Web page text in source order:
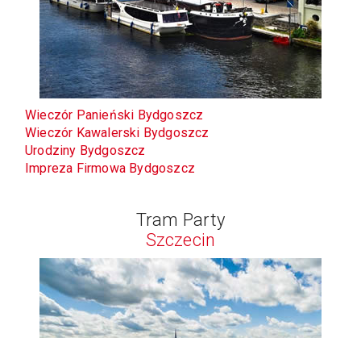
Wieczór Panieński Bydgoszcz
Wieczór Kawalerski Bydgoszcz
Urodziny Bydgoszcz
Impreza Firmowa Bydgoszcz
Tram Party
Szczecin